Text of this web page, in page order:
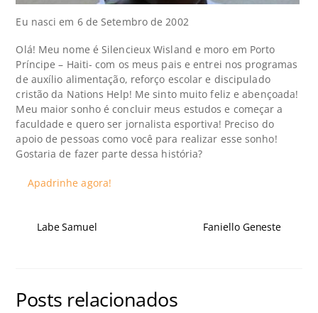
Eu nasci em 6 de Setembro de 2002
Olá! Meu nome é Silencieux Wisland e moro em Porto
Príncipe – Haiti- com os meus pais e entrei nos programas
de auxílio alimentação, reforço escolar e discipulado
cristão da Nations Help! Me sinto muito feliz e abençoada!
Meu maior sonho é concluir meus estudos e começar a
faculdade e quero ser jornalista esportiva! Preciso do
apoio de pessoas como você para realizar esse sonho!
Gostaria de fazer parte dessa história?
Apadrinhe agora!
Labe Samuel Faniello Geneste
Posts relacionados